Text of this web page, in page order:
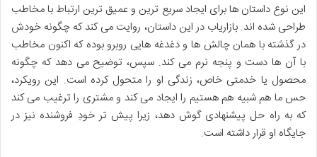
این نوع داستان ها برای ایجاد سریع ترین و عمیق ترین ارتباط با مخاطب
طراحی شده اند. بازاریاب در این داستان، روایت می کند که چگونه خودش
در گذشته با همان چالش ها و دغدغه هایی روبرو بوده که اکنون مخاطب
با آن ها دست و پنجه نرم می کند. سپس، توضیح می دهد که چگونه
محصول یا خدمتی خاص، زندگی او را متحول کرده است. این رویکرد،
حس ما هم شبیه هم هستیم را ایجاد می کند و مشتری را ترغیب می کند
که به راه حل پیشنهادی گوش دهد، زیرا پیش تر خودِ فروشنده نیز در
جایگاه او قرار داشته است.